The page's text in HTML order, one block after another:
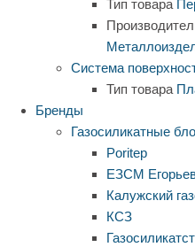
Тип товара
Система
Тип товара
Бренды
Газосиликатные
Poritep
ЕЗСМ
Калужский
КСЗ